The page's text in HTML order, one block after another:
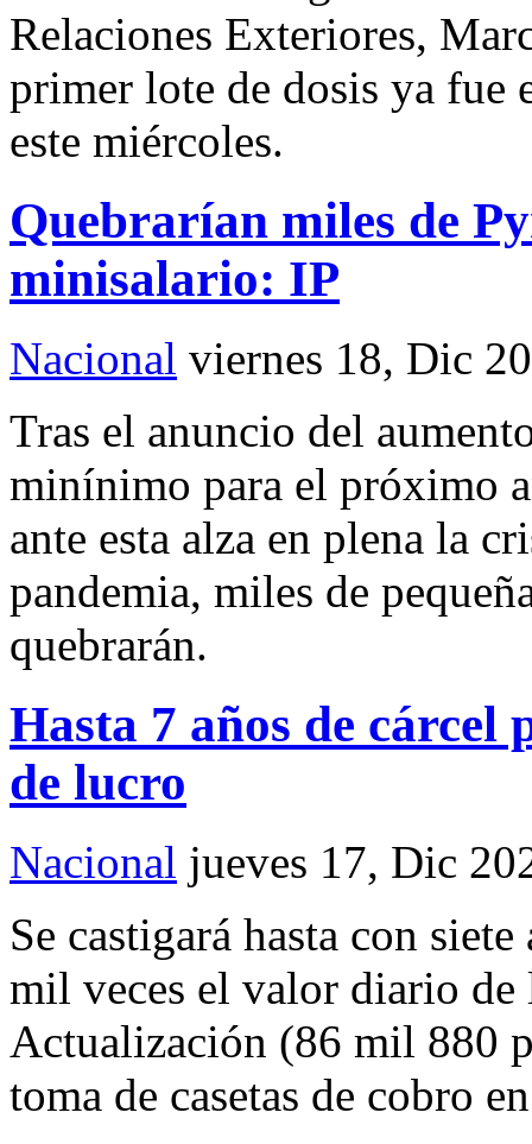
Relaciones Exteriores,
primer lote de dosis ya fue
este miércoles.
Quebrarían miles de
minisalario: IP
Nacional viernes 18, Dic
Tras el anuncio del
minínimo para el próximo
ante esta alza en plena la
pandemia, miles de
quebrarán.
Hasta 7 años de cárcel
de lucro
Nacional jueves 17, Dic
Se castigará hasta con
mil veces el valor diario
Actualización (86 mil 880
toma de casetas de cobro